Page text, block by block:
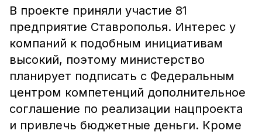
В проекте приняли участие 81
предприятие Ставрополья. Интерес у
компаний к подобным инициативам
высокий, поэтому министерство
планирует подписать с Федеральным
центром компетенций дополнительное
соглашение по реализации нацпроекта
и привлечь бюджетные деньги. Кроме